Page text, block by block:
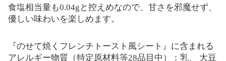
食塩相当量も0.04gと控えめなので、甘さを邪魔せず、
優しい味わいを楽しめます。
『のせて焼くフレンチトースト風シート』に含まれる
アレルギー物質（特定原材料等28品目中）：乳、 大豆